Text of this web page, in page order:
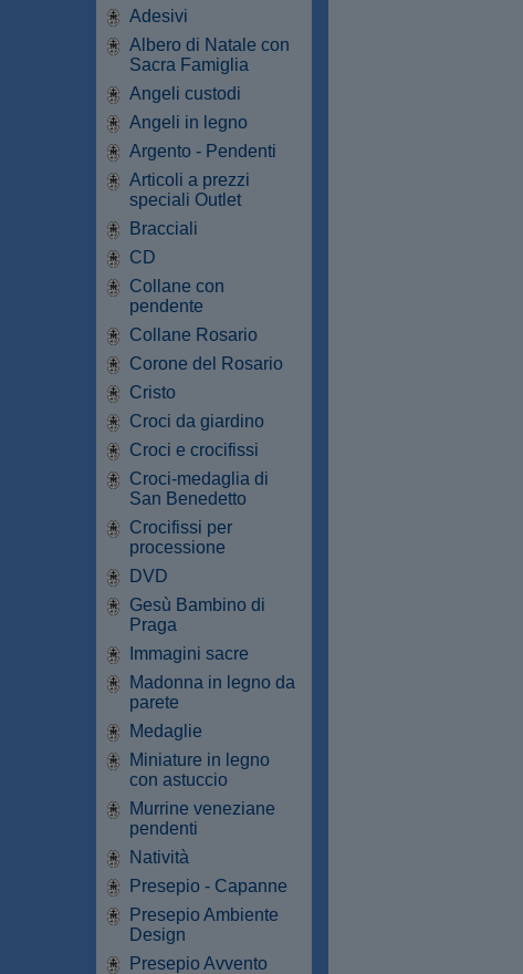
Adesivi
Albero di Natale con
Sacra Famiglia
Angeli custodi
Angeli in legno
Argento - Pendenti
Articoli a prezzi
speciali Outlet
Bracciali
CD
Collane con
pendente
Collane Rosario
Corone del Rosario
Cristo
Croci da giardino
Croci e crocifissi
Croci-medaglia di
San Benedetto
Crocifissi per
processione
DVD
Gesù Bambino di
Praga
Immagini sacre
Madonna in legno da
parete
Medaglie
Miniature in legno
con astuccio
Murrine veneziane
pendenti
Natività
Presepio - Capanne
Presepio Ambiente
Design
Presepio Avvento